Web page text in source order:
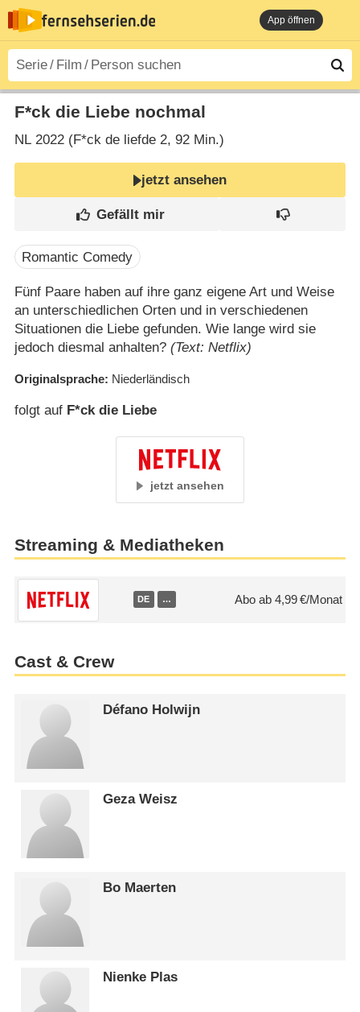
App öffnen
F*ck die Liebe nochmal
NL2022 (F*ck de liefde 2‎, 92 Min.)
jetzt ansehen
Romantic Comedy
Fünf Paare haben auf ihre ganz eigene Art und Weise
an unterschiedlichen Orten und in verschiedenen
Situationen die Liebe gefunden. Wie lange wird sie
jedoch diesmal anhalten? (Text: Netflix)
Originalsprache Niederländisch
folgt auf F*ck die Liebe
jetzt ansehen
Streaming & Mediatheken
DE … Abo ab 4,99 €/Monat
Cast & Crew
Défano Holwijn
Geza Weisz
Bo Maerten
Nienke Plas